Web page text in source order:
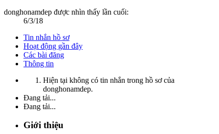
donghonamdep được nhìn thấy lần cuối:
6/3/18
Tin nhắn hồ sơ
Hoạt động gần đây
Các bài đăng
Thông tin
Hiện tại không có tin nhắn trong hồ sơ của
donghonamdep.
Đang tải...
Đang tải...
Giới thiệu